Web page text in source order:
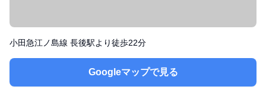
小田急江ノ島線 長後駅より徒歩22分
Googleマップで見る